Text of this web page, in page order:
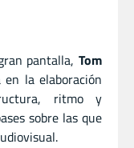
pantalla, Tom
la elaboración
ritmo y
sobre las que